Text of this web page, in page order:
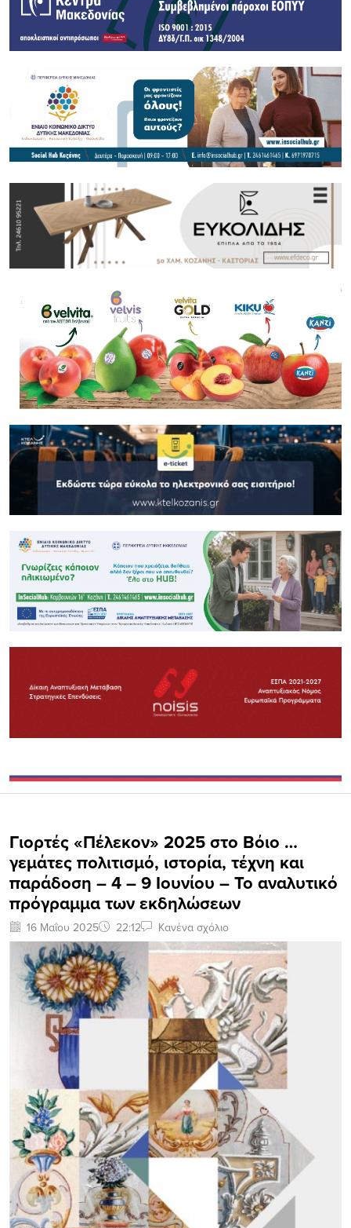
Γιορτές «Πέλεκον» 2025 στο Βόιο …
γεμάτες πολιτισμό, ιστορία, τέχνη και
παράδοση – 4 – 9 Ιουνίου – Το αναλυτικό
πρόγραμμα των εκδηλώσεων
16 Μαΐου 2025 22:12 Κανένα σχόλιο